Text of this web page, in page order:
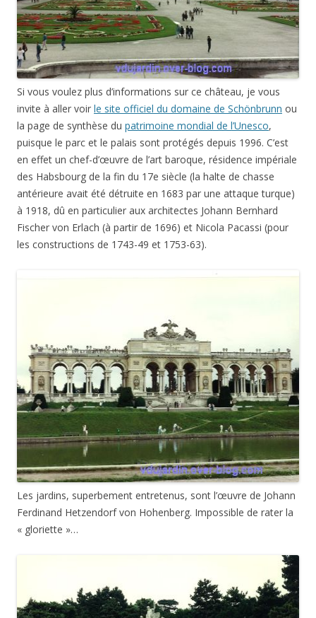
Si vous voulez plus d’informations sur ce château, je vous
invite à aller voir le site officiel du domaine de Schönbrunn ou
la page de synthèse du patrimoine mondial de l’Unesco,
puisque le parc et le palais sont protégés depuis 1996. C’est
en effet un chef-d’œuvre de l’art baroque, résidence impériale
des Habsbourg de la fin du 17e siècle (la halte de chasse
antérieure avait été détruite en 1683 par une attaque turque)
à 1918, dû en particulier aux architectes Johann Bernhard
Fischer von Erlach (à partir de 1696) et Nicola Pacassi (pour
les constructions de 1743-49 et 1753-63).
Les jardins, superbement entretenus, sont l’œuvre de Johann
Ferdinand Hetzendorf von Hohenberg. Impossible de rater la
« gloriette »…